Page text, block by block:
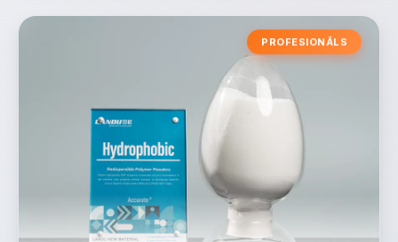
PROFESIONĀLS